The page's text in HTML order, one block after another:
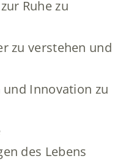
Ruhe zu
zu verstehen und
Innovation zu
des Lebens